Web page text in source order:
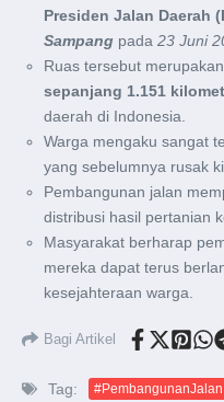
Presiden Jalan Daerah
Sampang pada 23 Juni
Ruas tersebut
sepanjang 1.151
daerah di Indonesia.
Warga mengaku sangat
yang sebelumnya rusak
Pembangunan jalan
distribusi hasil pertanian
Masyarakat berharap
mereka dapat terus
kesejahteraan warga.
Bagi Artikel
Tag: #PembangunanJalan